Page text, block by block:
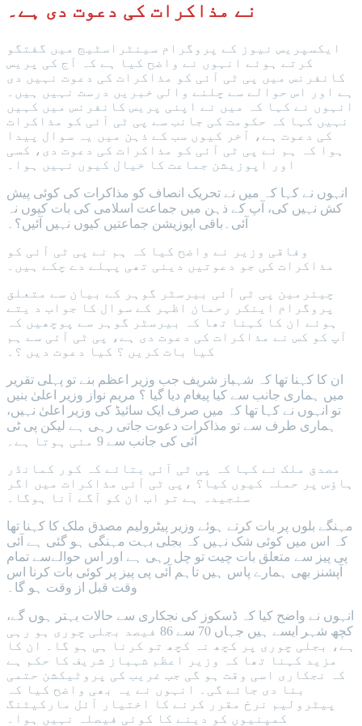
نے مذاکرات کی دعوت دی ہے۔
ایکسپریس نیوز کے پروگرام سینٹراسٹیج میں گفتگو
کرتے ہوئے انہوں نے واضح کیا ہے کہ آج کی پریس
کانفرنس میں پی ٹی آئی کو مذاکرات کی دعوت نہیں دی
ہے اور اس حوالے سے چلنے والی خبریں درست نہیں ہیں۔
انہوں نے کہا کہ میں نے اپنی پریس کانفرنس میں کہیں
نہیں کہا کہ حکومت کی جانب سے پی ٹی آئی کو مذاکرات
کی دعوت ہے، آخر کیوں سب کے ذہن میں یہ سوال پیدا
ہوا کہ ہم نے پی ٹی آئی کو مذاکرات کی دعوت دی، کسی
اور اپوزیشن جماعت کا خیال کیوں نہیں ہوا۔
انہوں نے کہا کہ میں نے تحریک انصاف کو مذاکرات کی کوئی پیش
کش نہیں کی، آپ کے ذہن میں جماعت اسلامی کی بات کیوں نہ
آئی۔باقی اپوزیشن جماعتیں کیوں نہیں آئیں؟۔
وفاقی وزیر نے واضح کیا کہ ہم نے پی ٹی آئی کو
مذاکرات کی جو دعوتیں دینی تھی پہلے دے چکے ہیں۔
چیئرمین پی ٹی آئی بیرسٹر گوہر کے بیان سے متعلق
پروگرام اینکر رحمان اظہر کے سوال کا جواب د یتے
ہوئے ان کا کہنا تھا کہ بیرسٹر گوہر سے پوچھیں کہ
آپ کو کس نے مذاکرات کی دعوت دی ہے، پی ٹی آئی سے ہم
کیا بات کریں ؟ کیا دعوت دیں ؟۔
ان کا کہنا تھا کہ شہباز شریف جب وزیر اعظم بنے تو پہلی تقریر
میں ہماری جانب سے کیا پیغام دیا گیا ؟ مریم نواز وزیر اعلیٰ بنیں
تو انہوں نے کہا تھا کہ میں صرف ایک سائیڈ کی وزیر اعلیٰ نہیں،
ہماری طرف سے تو مذاکرات دعوت جاتی رہی ہے لیکن پی ٹی
آئی کی جانب سے 9 مئی ہوتا ہے۔
مصدق ملک نے کہا کہ پی ٹی آئی بتائے کہ کور کمانڈر
ہاؤس پر حملہ کیوں کیا؟ ،پی ٹی آئی مذاکرات میں اگر
سنجیدہ ہے تو اب ان کو آگے آنا ہوگا۔
مہنگے بلوں پر بات کرتے ہوئے وزیر پیٹرولیم مصدق ملک کا کہنا تھا
کہ اس میں کوئی شک نہیں کہ بجلی بہت مہنگی ہو گئی ہے آئی
پی پیز سے متعلق بات چیت تو چل رہی ہے اور اس حوالےسے تمام
آپشنز بھی ہمارے پاس ہیں تاہم آئی پی پیز پر کوئی بات کرنا اس
وقت قبل از وقت ہو گا۔
انہوں نے واضح کیا کہ ڈسکوز کی نجکاری سے حالات بہتر ہوں گے،
کچھ شہر ایسے ہیں جہاں 70 سے 86 فیصد بجلی چوری ہو رہی
ہے، بجلی چوری پر کچھ نہ کچھ تو کرنا ہی ہو گا۔ ان کا
مزید کہنا تھا کہ وزیر اعظم شہباز شریف کا حکم ہے
کہ نجکاری اسی وقت ہو گی جب غریب کی پروٹیکشن حتمی
بنا دی جائے گی۔ انہوں نے یہ بھی واضح کیا کہ
پیٹرولیم نرخ مقرر کرنے کا اختیار آئل مارکیٹنگ
کمپنیوں کو دینے کا کوئی فیصلہ نہیں ہوا۔